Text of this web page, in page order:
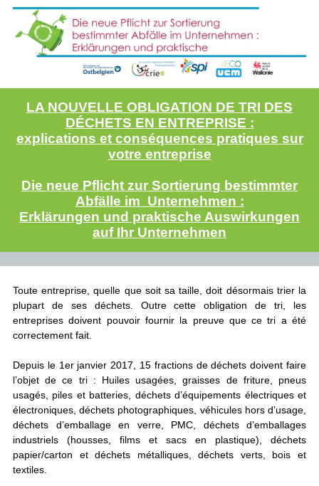
LA NOUVELLE OBLIGATION DE TRI DES
DÉCHETS EN ENTREPRISE :
explications et conséquences pratiques sur
votre entreprise
Die neue Pflicht zur Sortierung bestimmter
Abfälle im Unternehmen :
Erklärungen und praktische Auswirkungen
auf Ihr Unternehmen
Toute entreprise, quelle que soit sa taille, doit désormais trier la
plupart de ses déchets. Outre cette obligation de tri, les
entreprises doivent pouvoir fournir la preuve que ce tri a été
correctement fait.
Depuis le 1er janvier 2017, 15 fractions de déchets doivent faire
l’objet de ce tri : Huiles usagées, graisses de friture, pneus
usagés, piles et batteries, déchets d’équipements électriques et
électroniques, déchets photographiques, véhicules hors d’usage,
déchets d’emballage en verre, PMC, déchets d’emballages
industriels (housses, films et sacs en plastique), déchets
papier/carton et déchets métalliques, déchets verts, bois et
textiles.